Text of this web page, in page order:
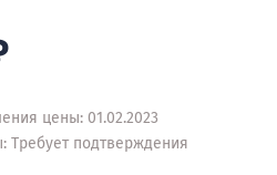
цены: 01.02.2023
Требует подтверждения